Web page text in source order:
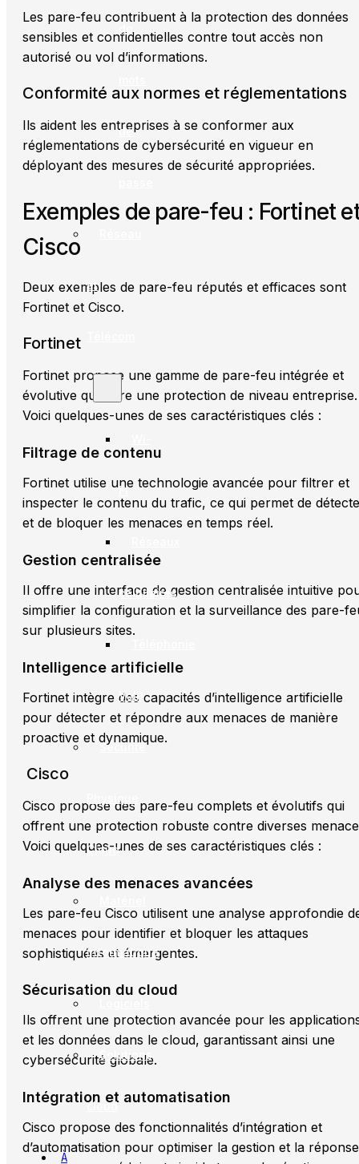
de
et
Fi
cellulaires
VoIP
Sécurité
Physique
Cloud
informatique
Solutions
cloud
À
Les pare-feu contribuent à la protection des données
sensibles et confidentielles contre tout accès non
autorisé ou vol d’informations.
Conformité aux normes et réglementations
Ils aident les entreprises à se conformer aux
réglementations de cybersécurité en vigueur en
déployant des mesures de sécurité appropriées.
Exemples de pare-feu : Fortinet
Cisco
Deux exemples de pare-feu réputés et efficaces sont
Fortinet et Cisco.
Fortinet
Fortinet propose une gamme de pare-feu intégrée et
évolutive qui offre une protection de niveau entreprise.
Voici quelques-unes de ses caractéristiques clés :
Filtrage de contenu
Fortinet utilise une technologie avancée pour filtrer et
inspecter le contenu du trafic, ce qui permet de
et de bloquer les menaces en temps réel.
Gestion centralisée
Il offre une interface de gestion centralisée intuitive
simplifier la configuration et la surveillance des pare-
sur plusieurs sites.
Intelligence artificielle
Fortinet intègre des capacités d’intelligence artificielle
pour détecter et répondre aux menaces de manière
proactive et dynamique.
Cisco
Cisco propose des pare-feu complets et évolutifs qui
offrent une protection robuste contre diverses
Voici quelques-unes de ses caractéristiques clés :
Analyse des menaces avancées
Les pare-feu Cisco utilisent une analyse approfondie
menaces pour identifier et bloquer les attaques
sophistiquées et émergentes.
Sécurisation du cloud
Ils offrent une protection avancée pour les
et les données dans le cloud, garantissant ainsi une
cybersécurité globale.
Intégration et automatisation
Cisco propose des fonctionnalités d’intégration et
d’automatisation pour optimiser la gestion et la réponse